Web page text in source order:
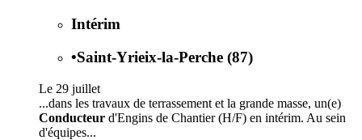
Intérim
•Saint-Yrieix-la-Perche (87)
Le 29 juillet
...dans les travaux de terrassement et la grande masse, un(e)
Conducteur d'Engins de Chantier (H/F) en intérim. Au sein
d'équipes...